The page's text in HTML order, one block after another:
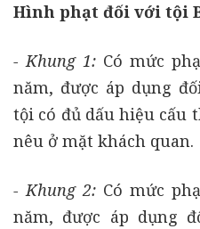
Hình phạt đối với tội
- Khung 1: Có mức
năm, được áp dụng
tội có đủ dấu hiệu cấu
nêu ở mặt khách quan.
- Khung 2: Có mức
năm, được áp dụng